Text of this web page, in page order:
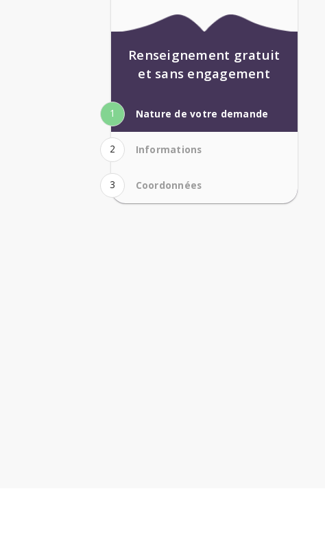
Renseignement gratuit
et sans engagement
1 Nature de votre demande
2 Informations
3 Coordonnées